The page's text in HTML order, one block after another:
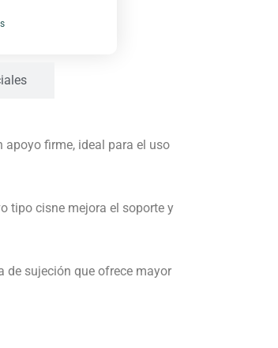
firme, ideal para el uso
tipo cisne mejora el soporte y
de sujeción que ofrece mayor